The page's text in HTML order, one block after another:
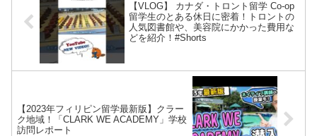
【VLOG】 カナダ・トロント留学 Co-op
留学生のとある休日に密着！トロントの
人気図書館や、美容院にかかった費用な
どを紹介！#Shorts
【2023年フィリピン留学最新版】クラー
ク地域！「CLARK WE ACADEMY」学校
訪問レポート